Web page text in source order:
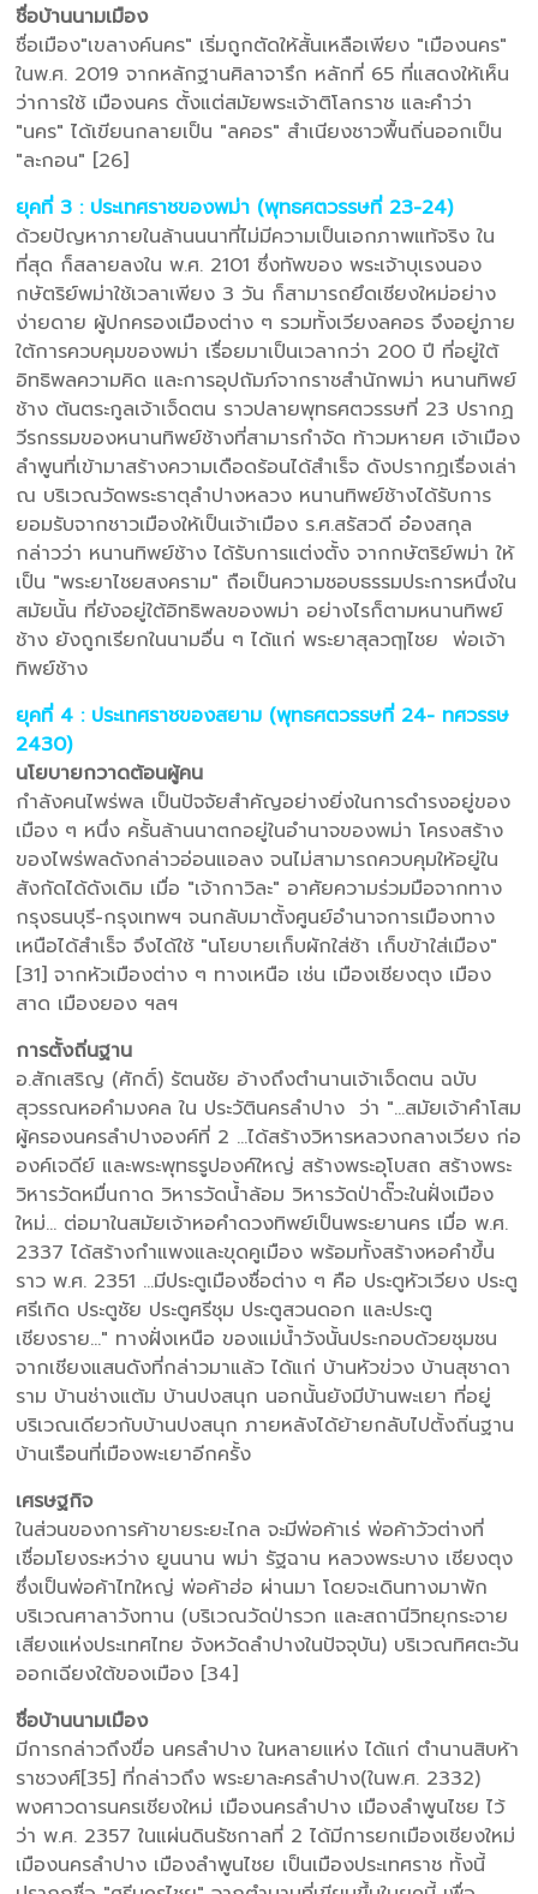
ชื่อบ้านนามเมือง
ชื่อเมือง"เขลางค์นคร" เริ่มถูกตัดให้สั้นเหลือเพียง "เมืองนคร"
ในพ.ศ. 2019 จากหลักฐานศิลาจารึก หลักที่ 65 ที่แสดงให้เห็น
ว่าการใช้ เมืองนคร ตั้งแต่สมัยพระเจ้าติโลกราช และคำว่า
"นคร" ได้เขียนกลายเป็น "ลคอร" สำเนียงชาวพื้นถิ่นออกเป็น
"ละกอน" [26]
ยุคที่ 3 : ประเทศราชของพม่า (พุทธศตวรรษที่ 23-24)
ด้วยปัญหาภายในล้านนนาที่ไม่มีความเป็นเอกภาพแท้จริง ใน
ที่สุด ก็สลายลงใน พ.ศ. 2101 ซึ่งทัพของ พระเจ้าบุเรงนอง
กษัตริย์พม่าใช้เวลาเพียง 3 วัน ก็สามารถยึดเชียงใหม่อย่าง
ง่ายดาย ผู้ปกครองเมืองต่าง ๆ รวมทั้งเวียงลคอร จึงอยู่ภาย
ใต้การควบคุมของพม่า เรื่อยมาเป็นเวลากว่า 200 ปี ที่อยู่ใต้
อิทธิพลความคิด และการอุปถัมภ์จากราชสำนักพม่า หนานทิพย์
ช้าง ต้นตระกูลเจ้าเจ็ดตน ราวปลายพุทธศตวรรษที่ 23 ปรากฏ
วีรกรรมของหนานทิพย์ช้างที่สามารกำจัด ท้าวมหายศ เจ้าเมือง
ลำพูนที่เข้ามาสร้างความเดือดร้อนได้สำเร็จ ดังปรากฏเรื่องเล่า
ณ บริเวณวัดพระธาตุลำปางหลวง หนานทิพย์ช้างได้รับการ
ยอมรับจากชาวเมืองให้เป็นเจ้าเมือง ร.ศ.สรัสวดี อ๋องสกุล
กล่าวว่า หนานทิพย์ช้าง ได้รับการแต่งตั้ง จากกษัตริย์พม่า ให้
เป็น "พระยาไชยสงคราม" ถือเป็นความชอบธรรมประการหนึ่งใน
สมัยนั้น ที่ยังอยู่ใต้อิทธิพลของพม่า อย่างไรก็ตามหนานทิพย์
ช้าง ยังถูกเรียกในนามอื่น ๆ ได้แก่ พระยาสุลวฤๅไชย พ่อเจ้า
ทิพย์ช้าง
ยุคที่ 4 : ประเทศราชของสยาม (พุทธศตวรรษที่ 24- ทศวรรษ
2430)
นโยบายกวาดต้อนผู้คน
กำลังคนไพร่พล เป็นปัจจัยสำคัญอย่างยิ่งในการดำรงอยู่ของ
เมือง ๆ หนึ่ง ครั้นล้านนาตกอยู่ในอำนาจของพม่า โครงสร้าง
ของไพร่พลดังกล่าวอ่อนแอลง จนไม่สามารถควบคุมให้อยู่ใน
สังกัดได้ดังเดิม เมื่อ "เจ้ากาวิละ" อาศัยความร่วมมือจากทาง
กรุงธนบุรี-กรุงเทพฯ จนกลับมาตั้งศูนย์อำนาจการเมืองทาง
เหนือได้สำเร็จ จึงได้ใช้ "นโยบายเก็บผักใส่ซ้า เก็บข้าใส่เมือง"
[31] จากหัวเมืองต่าง ๆ ทางเหนือ เช่น เมืองเชียงตุง เมือง
สาด เมืองยอง ฯลฯ
การตั้งถิ่นฐาน
อ.สักเสริญ (ศักดิ์) รัตนชัย อ้างถึงตำนานเจ้าเจ็ดตน ฉบับ
สุวรรณหอคำมงคล ใน ประวัตินครลำปาง ว่า "...สมัยเจ้าคำโสม
ผู้ครองนครลำปางองค์ที่ 2 ...ได้สร้างวิหารหลวงกลางเวียง ก่อ
องค์เจดีย์ และพระพุทธรูปองค์ใหญ่ สร้างพระอุโบสถ สร้างพระ
วิหารวัดหมื่นกาด วิหารวัดน้ำล้อม วิหารวัดป่าดั๊วะในฝั่งเมือง
ใหม่... ต่อมาในสมัยเจ้าหอคำดวงทิพย์เป็นพระยานคร เมื่อ พ.ศ.
2337 ได้สร้างกำแพงและขุดคูเมือง พร้อมทั้งสร้างหอคำขึ้น
ราว พ.ศ. 2351 ...มีประตูเมืองชื่อต่าง ๆ คือ ประตูหัวเวียง ประตู
ศรีเกิด ประตูชัย ประตูศรีชุม ประตูสวนดอก และประตู
เชียงราย..." ทางฝั่งเหนือ ของแม่น้ำวังนั้นประกอบด้วยชุมชน
จากเชียงแสนดังที่กล่าวมาแล้ว ได้แก่ บ้านหัวข่วง บ้านสุชาดา
ราม บ้านช่างแต้ม บ้านปงสนุก นอกนั้นยังมีบ้านพะเยา ที่อยู่
บริเวณเดียวกับบ้านปงสนุก ภายหลังได้ย้ายกลับไปตั้งถิ่นฐาน
บ้านเรือนที่เมืองพะเยาอีกครั้ง
เศรษฐกิจ
ในส่วนของการค้าขายระยะไกล จะมีพ่อค้าเร่ พ่อค้าวัวต่างที่
เชื่อมโยงระหว่าง ยูนนาน พม่า รัฐฉาน หลวงพระบาง เชียงตุง
ซึ่งเป็นพ่อค้าไทใหญ่ พ่อค้าฮ่อ ผ่านมา โดยจะเดินทางมาพัก
บริเวณศาลาวังทาน (บริเวณวัดป่ารวก และสถานีวิทยุกระจาย
เสียงแห่งประเทศไทย จังหวัดลำปางในปัจจุบัน) บริเวณทิศตะวัน
ออกเฉียงใต้ของเมือง [34]
ชื่อบ้านนามเมือง
มีการกล่าวถึงขื่อ นครลำปาง ในหลายแห่ง ได้แก่ ตำนานสิบห้า
ราชวงศ์[35] ที่กล่าวถึง พระยาละครลำปาง(ในพ.ศ. 2332)
พงศาวดารนครเชียงใหม่ เมืองนครลำปาง เมืองลำพูนไชย ไว้
ว่า พ.ศ. 2357 ในแผ่นดินรัชกาลที่ 2 ได้มีการยกเมืองเชียงใหม่
เมืองนครลำปาง เมืองลำพูนไชย เป็นเมืองประเทศราช ทั้งนี้